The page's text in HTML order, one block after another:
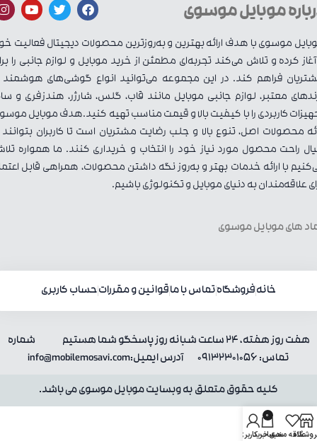
موبایل موسوی
موسوی با هدف ارائه بهترین و به‌روزترین محصولات دیجیتال فعالیت
آغاز کرده و تلاش می‌کند تجربه‌ای مطمئن از خرید موبایل و لوازم جانبی را
فراهم کند. در این مجموعه می‌توانید انواع گوشی‌های هوشمند
معتبر، لوازم جانبی موبایل مانند قاب، گلس، شارژر، هندزفری و
کاربردی را با کیفیت بالا و قیمت مناسب تهیه کنید.هدف موبایل
محصولات اصل، تنوع بالا و جلب رضایت مشتریان است تا کاربران بتوانند
راحت محصول مورد نیاز خود را انتخاب و خریداری کنند. ما همواره
با ارائه خدمات بهتر و به‌روز نگه داشتن محصولات، همراهی قابل
علاقه‌مندان به دنیای موبایل و تکنولوژی باشیم.
های موبایل موسوی
خانهفروشگاهتماس با ماقوانین و مقرراتحساب کاربری
هفت روز هفته، 24 ساعت شبانه روز پاسخگو شما هستیم شماره
تماس: 09132301056 آدرس ایمیل:info@mobilemosavi.com
کلیه حقوق متعلق به وبسایت موبایل موسوی می باشد.
علاقه مندی
0
سبد خرید
حساب کاربری من